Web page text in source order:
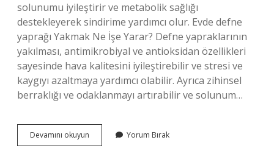
solunumu iyileştirir ve metabolik sağlığı
destekleyerek sindirime yardımcı olur. Evde defne
yaprağı Yakmak Ne İşe Yarar? Defne yapraklarının
yakılması, antimikrobiyal ve antioksidan özellikleri
sayesinde hava kalitesini iyileştirebilir ve stresi ve
kaygıyı azaltmaya yardımcı olabilir. Ayrıca zihinsel
berraklığı ve odaklanmayı artırabilir ve solunum…
Devamını okuyun
Yaprağı
Yorum Bırak